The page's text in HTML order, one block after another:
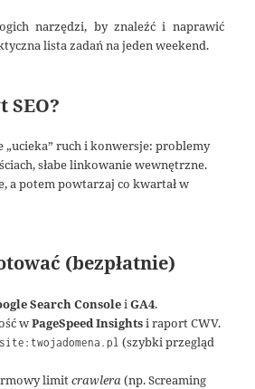
narzędzi, by znaleźć i naprawić
lista zadań na jeden weekend.
SEO?
„ucieka” ruch i konwersje: problemy
słabe linkowanie wewnętrzne.
a potem powtarzaj co kwartał w
(bezpłatnie)
Search ConsoleiGA4.
wPageSpeed Insightsi raport CWV.
site:twojadomena.pl (szybki przegląd
limitcrawlera(np. Screaming